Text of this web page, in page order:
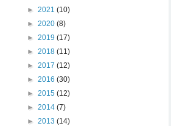
► 2021 (10)
► 2020 (8)
► 2019 (17)
► 2018 (11)
► 2017 (12)
► 2016 (30)
► 2015 (12)
► 2014 (7)
► 2013 (14)